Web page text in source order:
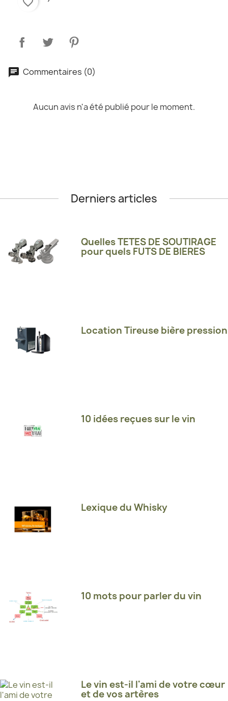
Commentaires (0)
Aucun avis n'a été publié pour le moment.
Derniers articles
Quelles TETES DE SOUTIRAGE
pour quels FUTS DE BIERES
Location Tireuse bière pression
10 idées reçues sur le vin
Lexique du Whisky
10 mots pour parler du vin
Le vin est-il l'ami de votre cœur
et de vos artères